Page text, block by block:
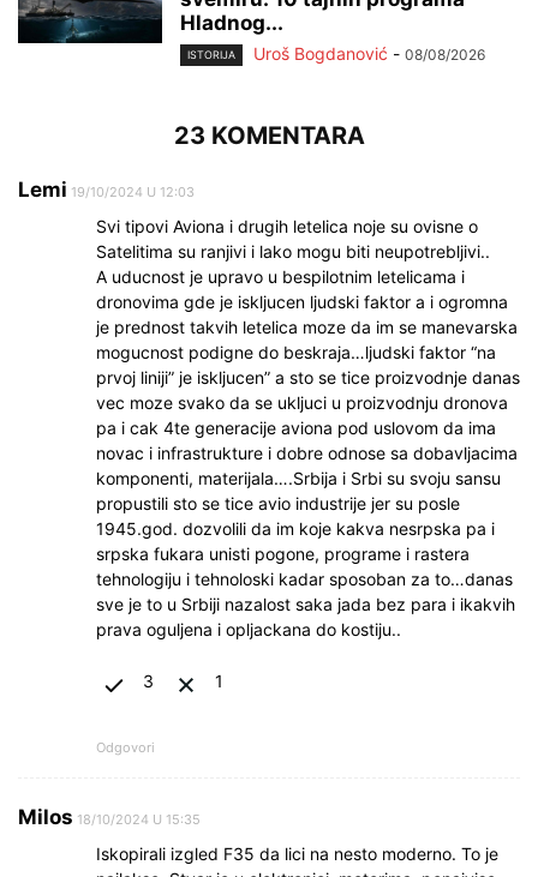
Hladnog...
ISTORIJA Uroš Bogdanović - 08/08/2026
23 KOMENTARA
Lemi 19/10/2024 U 12:03
Svi tipovi Aviona i drugih letelica noje su ovisne o
Satelitima su ranjivi i lako mogu biti neupotrebljivi..
A uducnost je upravo u bespilotnim letelicama i
dronovima gde je iskljucen ljudski faktor a i ogromna
je prednost takvih letelica moze da im se manevarska
mogucnost podigne do beskraja…ljudski faktor “na
prvoj liniji” je iskljucen” a sto se tice proizvodnje danas
vec moze svako da se ukljuci u proizvodnju dronova
pa i cak 4te generacije aviona pod uslovom da ima
novac i infrastrukture i dobre odnose sa dobavljacima
komponenti, materijala….Srbija i Srbi su svoju sansu
propustili sto se tice avio industrije jer su posle
1945.god. dozvolili da im koje kakva nesrpska pa i
srpska fukara unisti pogone, programe i rastera
tehnologiju i tehnoloski kadar sposoban za to…danas
sve je to u Srbiji nazalost saka jada bez para i ikakvih
prava oguljena i opljackana do kostiju..
3 1
Odgovori
Milos 18/10/2024 U 15:35
Iskopirali izgled F35 da lici na nesto moderno. To je